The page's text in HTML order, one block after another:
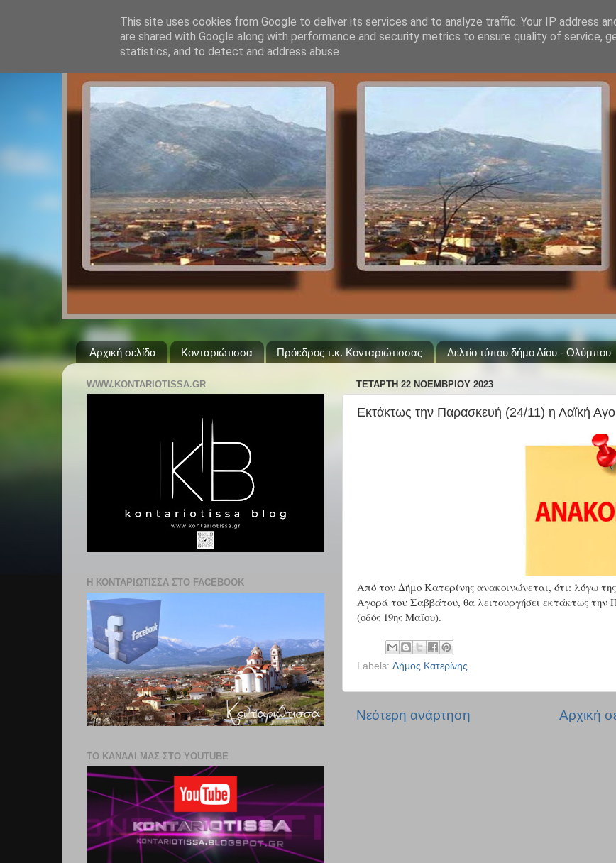
Αρχική σελίδα Κονταριώτισσα Πρόεδρος τ.κ. Κονταριώτισσας Δελτίο τύπου δήμο Δίου - Ολύμπου
ΤΕΤΆΡΤΗ 22 ΝΟΕΜΒΡΊΟΥ 2023
Εκτάκτως την Παρασκευή (24/11) η Λαϊκή
Από τον Δήμο Κατερίνης ανακοινώνεται, ότι: λόγω
Αγορά του Σαββάτου, θα λειτουργήσει εκτάκτως
(οδός 19ης Μαΐου).
Labels: Δήμος Κατερίνης
Νεότερη ανάρτηση Αρχική
WWW.KONTARIOTISSA.GR
Η ΚΟΝΤΑΡΙΩΤΙΣΣΑ ΣΤΟ FACEBOOK
ΤΟ ΚΑΝΑΛΙ ΜΑΣ ΣΤΟ YOUTUBE
This site uses cookies from Google to deliver its services and to analyze traffic. Your IP address
are shared with Google along with performance and security metrics to ensure quality of service,
statistics, and to detect and address abuse.